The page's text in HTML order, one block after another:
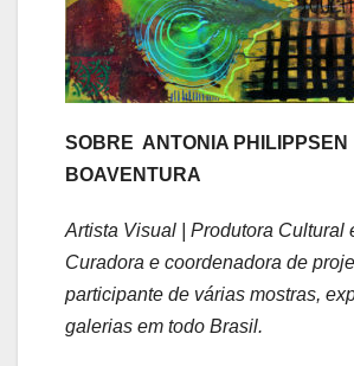
SOBRE ANTONIA PHILIPPSEN
BOAVENTURA
Artista Visual | Produtora Cultural
Curadora e coordenadora de
participante de várias mostras,
galerias em todo Brasil.